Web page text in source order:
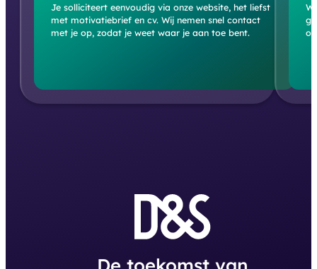
Je solliciteert eenvoudig via onze website, het liefst
met motivatiebrief en cv. Wij nemen snel contact
met je op, zodat je weet waar je aan toe bent.
of